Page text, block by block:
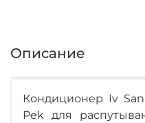
Описание
Кондиционер Iv
Pek для